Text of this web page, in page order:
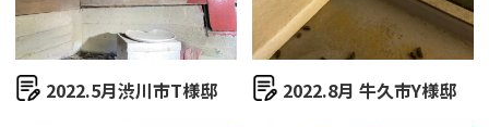
2022.5月渋川市T様邸 2022.8月 牛久市Y様邸